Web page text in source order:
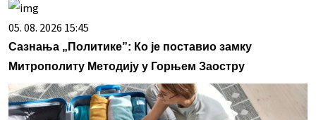
05. 08. 2026 15:45
Сазнања „Политике”: Ко је поставио замку
Митрополиту Методију у Горњем Заостру